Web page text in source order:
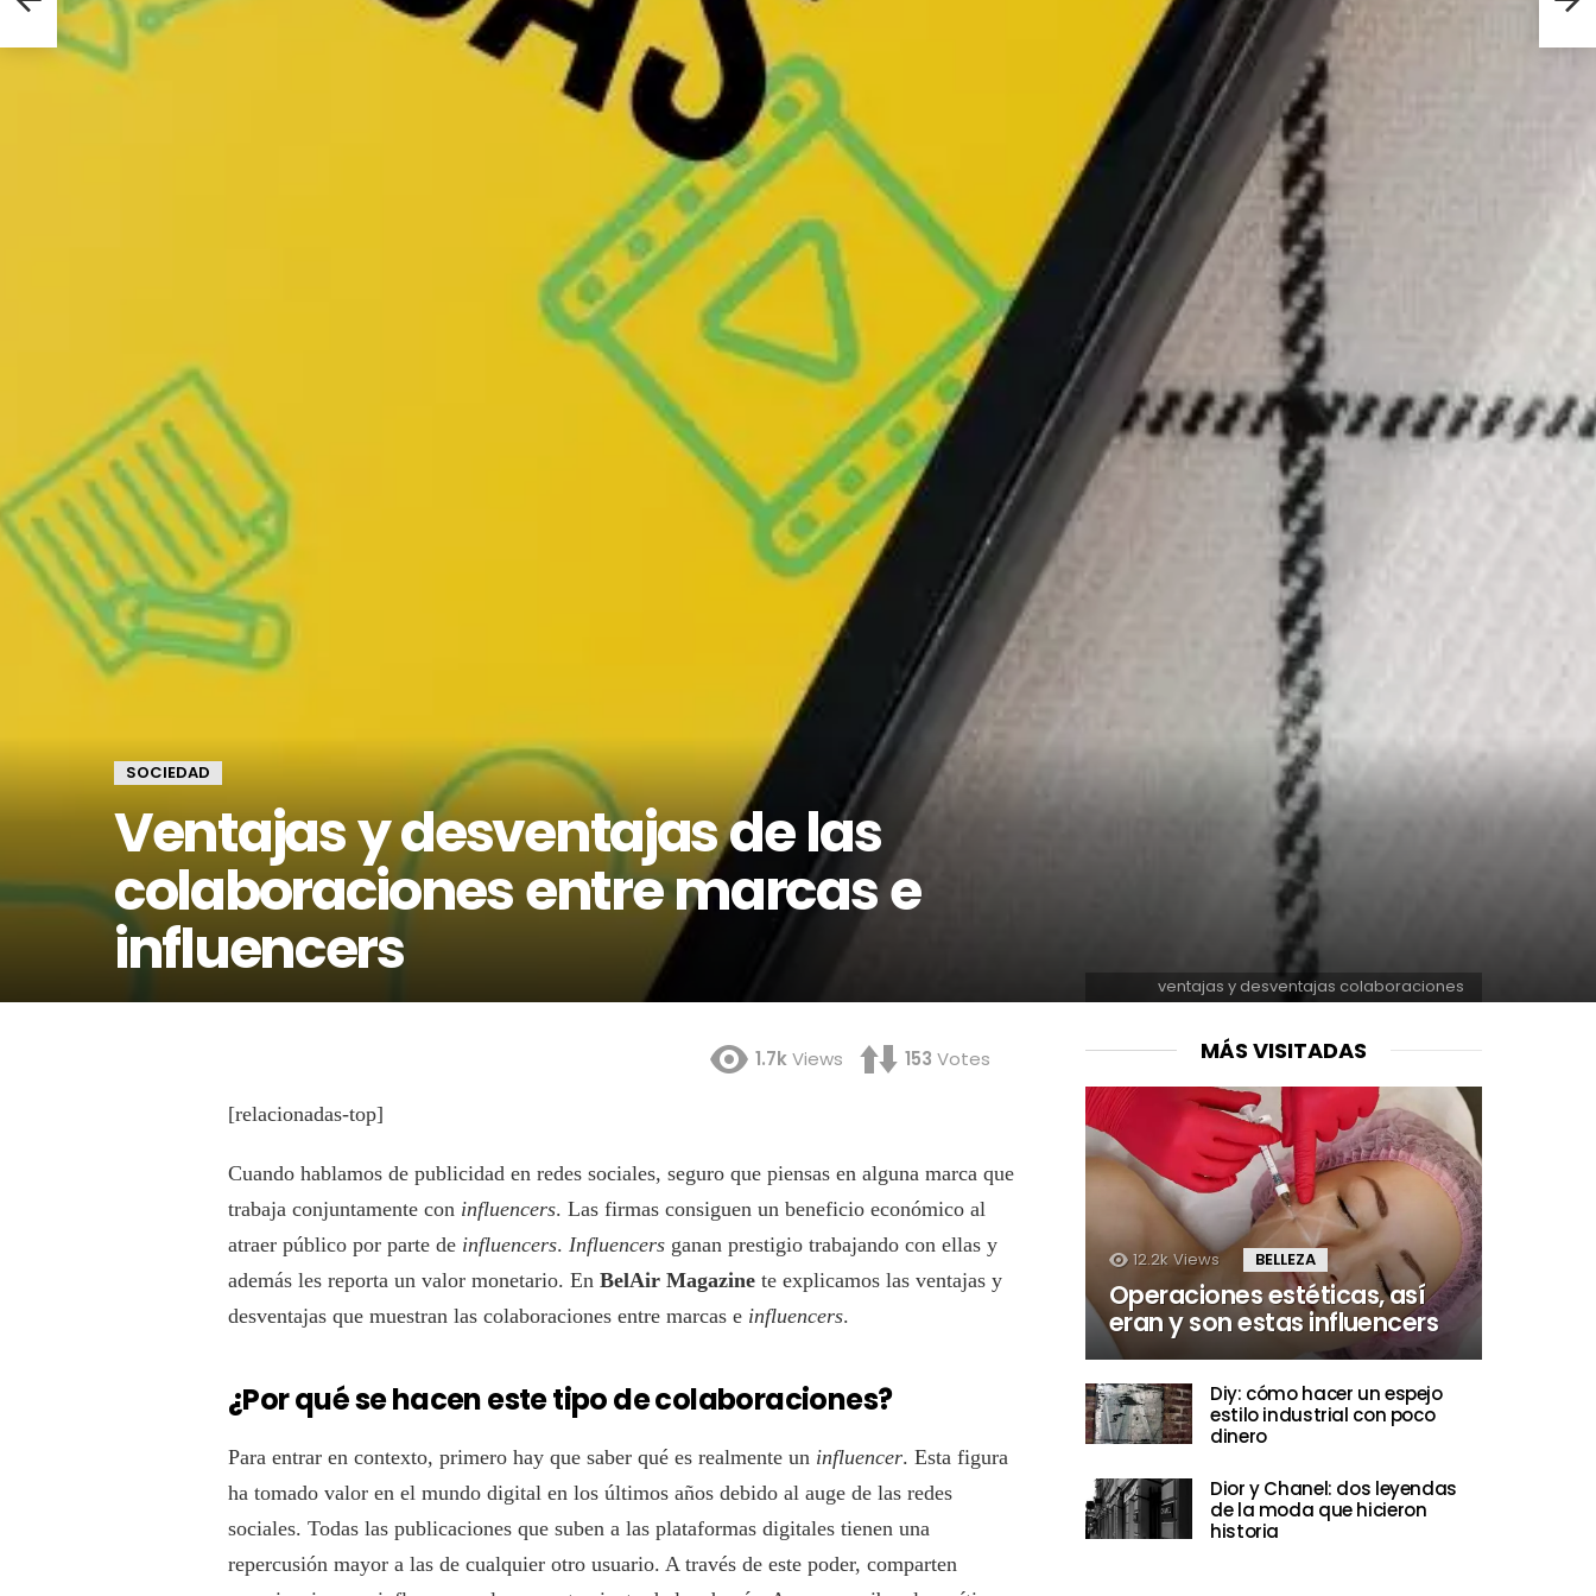
SOCIEDAD
Ventajas y desventajas de las
colaboraciones entre marcas e
influencers
ventajas y desventajas colaboraciones
1.7kViews 153 Votes
[relacionadas-top]
Cuando hablamos de publicidad en redes sociales, seguro que piensas en alguna marca que
trabaja conjuntamente con influencers. Las firmas consiguen un beneficio económico al
atraer público por parte de influencers. Influencers ganan prestigio trabajando con ellas y
además les reporta un valor monetario. En BelAir Magazine te explicamos las ventajas y
desventajas que muestran las colaboraciones entre marcas e influencers.
¿Por qué se hacen este tipo de colaboraciones?
Para entrar en contexto, primero hay que saber qué es realmente un influencer. Esta figura
ha tomado valor en el mundo digital en los últimos años debido al auge de las redes
sociales. Todas las publicaciones que suben a las plataformas digitales tienen una
repercusión mayor a las de cualquier otro usuario. A través de este poder, comparten
MÁS VISITADAS
12.2k Views BELLEZA
Operaciones estéticas, así
eran y son estas influencers
Diy: cómo hacer un espejo
estilo industrial con poco
dinero
Dior y Chanel: dos leyendas
de la moda que hicieron
historia